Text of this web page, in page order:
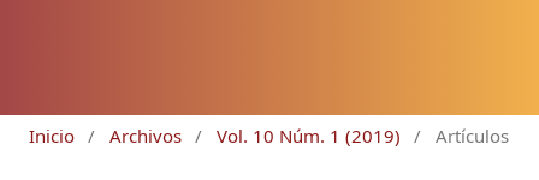
Inicio / Archivos / Vol. 10 Núm. 1 (2019) / Artículos